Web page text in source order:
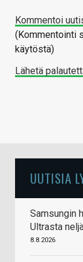
Kommentoi
(Kommentointi
käytöstä)
Lähetä
UUTISIA
Samsungin
Ultrasta
8.8.2026